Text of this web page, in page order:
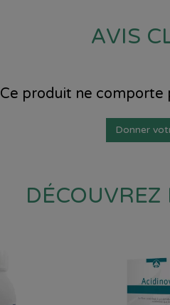
AVIS
Ce produit ne comporte
Donner